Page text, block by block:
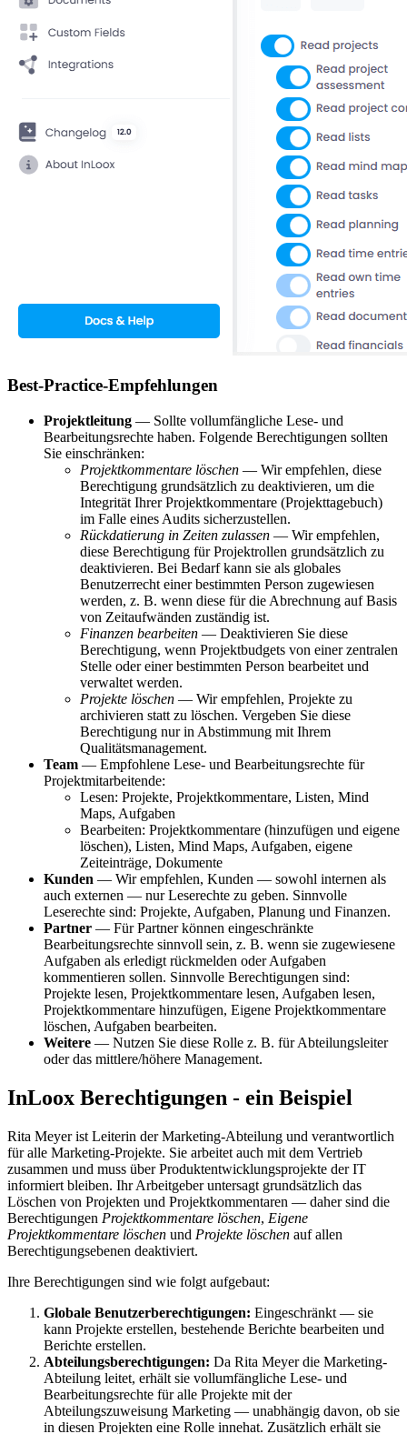
Best-Practice-Empfehlungen
Projektleitung — Sollte vollumfängliche Lese- und
Bearbeitungsrechte haben. Folgende Berechtigungen sollten
Sie einschränken:
Projektkommentare löschen — Wir empfehlen, diese
Berechtigung grundsätzlich zu deaktivieren, um die
Integrität Ihrer Projektkommentare (Projekttagebuch)
im Falle eines Audits sicherzustellen.
Rückdatierung in Zeiten zulassen — Wir empfehlen,
diese Berechtigung für Projektrollen grundsätzlich zu
deaktivieren. Bei Bedarf kann sie als globales
Benutzerrecht einer bestimmten Person zugewiesen
werden, z. B. wenn diese für die Abrechnung auf Basis
von Zeitaufwänden zuständig ist.
Finanzen bearbeiten — Deaktivieren Sie diese
Berechtigung, wenn Projektbudgets von einer zentralen
Stelle oder einer bestimmten Person bearbeitet und
verwaltet werden.
Projekte löschen — Wir empfehlen, Projekte zu
archivieren statt zu löschen. Vergeben Sie diese
Berechtigung nur in Abstimmung mit Ihrem
Qualitätsmanagement.
Team — Empfohlene Lese- und Bearbeitungsrechte für
Projektmitarbeitende:
Lesen: Projekte, Projektkommentare, Listen, Mind
Maps, Aufgaben
Bearbeiten: Projektkommentare (hinzufügen und eigene
löschen), Listen, Mind Maps, Aufgaben, eigene
Zeiteinträge, Dokumente
Kunden — Wir empfehlen, Kunden — sowohl internen als
auch externen — nur Leserechte zu geben. Sinnvolle
Leserechte sind: Projekte, Aufgaben, Planung und Finanzen.
Partner — Für Partner können eingeschränkte
Bearbeitungsrechte sinnvoll sein, z. B. wenn sie zugewiesene
Aufgaben als erledigt rückmelden oder Aufgaben
kommentieren sollen. Sinnvolle Berechtigungen sind:
Projekte lesen, Projektkommentare lesen, Aufgaben lesen,
Projektkommentare hinzufügen, Eigene Projektkommentare
löschen, Aufgaben bearbeiten.
Weitere — Nutzen Sie diese Rolle z. B. für Abteilungsleiter
oder das mittlere/höhere Management.
InLoox Berechtigungen - ein Beispiel
Rita Meyer ist Leiterin der Marketing-Abteilung und verantwortlich
für alle Marketing-Projekte. Sie arbeitet auch mit dem Vertrieb
zusammen und muss über Produktentwicklungsprojekte der IT
informiert bleiben. Ihr Arbeitgeber untersagt grundsätzlich das
Löschen von Projekten und Projektkommentaren — daher sind die
Berechtigungen Projektkommentare löschen, Eigene
Projektkommentare löschen und Projekte löschen auf allen
Berechtigungsebenen deaktiviert.
Ihre Berechtigungen sind wie folgt aufgebaut:
Globale Benutzerberechtigungen: Eingeschränkt — sie
kann Projekte erstellen, bestehende Berichte bearbeiten und
Berichte erstellen.
Abteilungsberechtigungen: Da Rita Meyer die Marketing-
Abteilung leitet, erhält sie vollumfängliche Lese- und
Bearbeitungsrechte für alle Projekte mit der
Abteilungszuweisung Marketing — unabhängig davon, ob sie
in diesen Projekten eine Rolle innehat. Zusätzlich erhält sie